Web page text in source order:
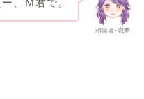
相談者･恋夢
ー、Ｍ君で。